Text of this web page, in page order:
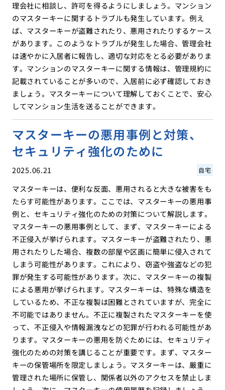
理会社に相談し、許可を得るようにしましょう。マンション
のマスターキーに関するトラブルも発生しています。例え
ば、マスターキーが盗難されたり、悪用されたりするケース
があります。このようなトラブルが発生した場合、管理会社
は速やかに入居者に報告し、適切な対応をとる必要がありま
す。マンションのマスターキーに関する情報は、管理規約に
記載されていることが多いので、入居前に必ず確認しておき
ましょう。マスターキーについて理解しておくことで、安心
してマンション生活を送ることができます。
マスターキーの悪用事例と対策、
セキュリティ強化のために
2025.06.21 自宅
マスターキーは、便利な反面、悪用されると大きな被害をも
たらす可能性があります。ここでは、マスターキーの悪用事
例と、セキュリティ強化のための対策について解説します。
マスターキーの悪用事例として、まず、マスターキーによる
不正侵入が挙げられます。マスターキーが盗難されたり、悪
用されたりした場合、複数の部屋や区画に簡単に侵入されて
しまう可能性があります。これにより、窃盗や強盗などの犯
罪が発生する可能性があります。次に、マスターキーの複製
による悪用が挙げられます。マスターキーは、特殊な構造を
しているため、不正な複製は困難とされていますが、完全に
不可能ではありません。不正に複製されたマスターキーを使
って、不正侵入や情報漏洩などの犯罪が行われる可能性があ
ります。マスターキーの悪用を防ぐためには、セキュリティ
強化のための対策を講じることが重要です。まず、マスター
キーの保管場所を限定しましょう。マスターキーは、厳重に
管理された場所に保管し、関係者以外のアクセスを禁止しま